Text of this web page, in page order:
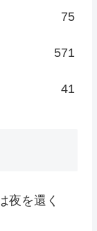
75
571
41
夜を還く